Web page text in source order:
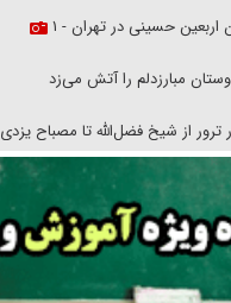
اربعین حسینی در تهران - ۱
دوستان مبارزدلم را آتش می‌زد
ترور از شیخ فضل‌الله تا مصباح یزدی
و آخرش گریه است!
نسل جدید پهپاد‌ها